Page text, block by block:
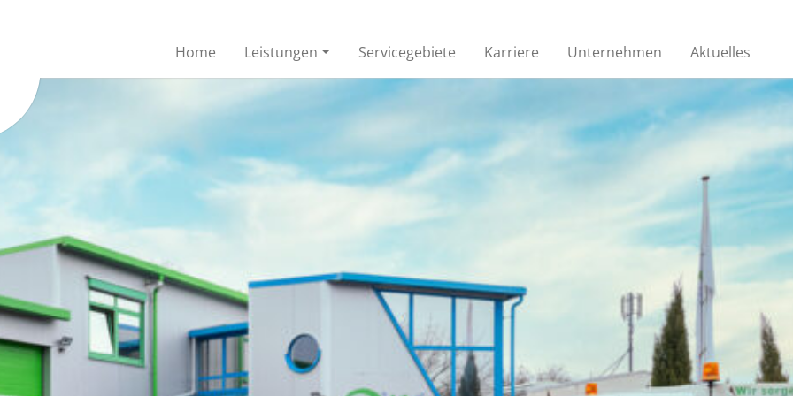
Home Leistungen
Inspektion
Mini-Farb-TV-
werden Schäden
Kanalreinigung
Regelmäßige Inspektionen zur
Lokalisierung von Schäden
und Auskleidung von
mit
200.
Kanalreparatur offen
Behebung der örtlich begrenzten
Auskleidungsverfahren
mineralölhaltigem Abwasser oder
als Rückhalteeinrichtungen
eine große Auswahl an
Höchstdruck-
Wasserstrahlen
Wir haben im Bereich
Höchstdrucktechnik weit mehr als
30 Jahre Erfahrung
STREET TO HOME®
Ein völlig neues Verfahren zur
Hausanschlusssanierung aus dem
Bereich Rohr- und Kanalsanierung.
Servicegebiete Karriere Unternehmen Aktuelles